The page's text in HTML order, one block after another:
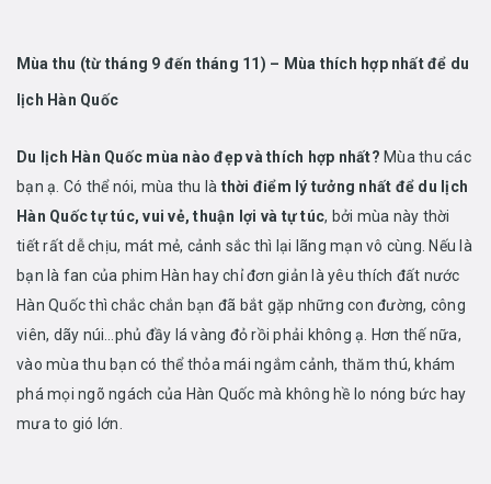
Mùa thu (từ tháng 9 đến tháng 11) – Mùa thích hợp nhất để du
lịch Hàn Quốc
Du lịch Hàn Quốc mùa nào đẹp và thích hợp nhất? Mùa thu các
bạn ạ. Có thể nói, mùa thu là thời điểm lý tưởng nhất để du lịch
Hàn Quốc tự túc, vui vẻ, thuận lợi và tự túc, bởi mùa này thời
tiết rất dễ chịu, mát mẻ, cảnh sắc thì lại lãng mạn vô cùng. Nếu là
bạn là fan của phim Hàn hay chỉ đơn giản là yêu thích đất nước
Hàn Quốc thì chắc chắn bạn đã bắt gặp những con đường, công
viên, dãy núi…phủ đầy lá vàng đỏ rồi phải không ạ. Hơn thế nữa,
vào mùa thu bạn có thể thỏa mái ngắm cảnh, thăm thú, khám
phá mọi ngõ ngách của Hàn Quốc mà không hề lo nóng bức hay
mưa to gió lớn.